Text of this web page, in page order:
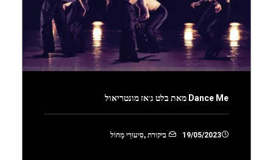
Dance Me מאת בלט ג׳אז מונטריאול
19/05/2023 ביקורת ,סִיעוּרֵי מָחוֹל